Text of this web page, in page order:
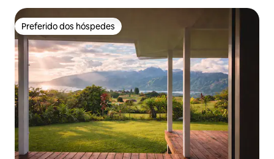
Preferido dos hóspedes
Preferido dos hóspedes